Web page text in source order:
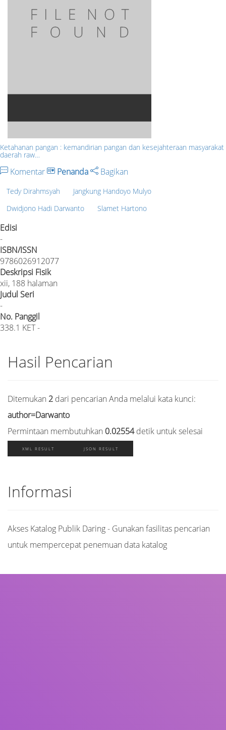
Ketahanan pangan : kemandirian pangan dan kesejahteraan masyarakat
daerah raw…
Komentar Penanda Bagikan
Tedy Dirahmsyah
Jangkung Handoyo Mulyo
Dwidjono Hadi Darwanto
Slamet Hartono
Edisi
-
ISBN/ISSN
9786026912077
Deskripsi Fisik
xii, 188 halaman
Judul Seri
-
No. Panggil
338.1 KET -
Hasil Pencarian
Ditemukan 2 dari pencarian Anda melalui kata kunci:
author=Darwanto
Permintaan membutuhkan 0.02554detik untuk selesai
XML RESULT JSON RESULT
Informasi
Akses Katalog Publik Daring - Gunakan fasilitas pencarian
untuk mempercepat penemuan data katalog